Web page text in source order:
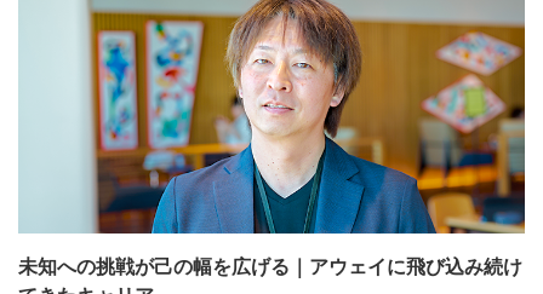
未知への挑戦が己の幅を広げる｜アウェイに飛び込み続け